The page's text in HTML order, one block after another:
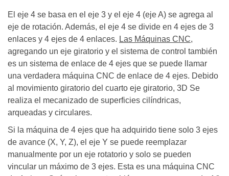
El eje 4 se basa en el eje 3 y el eje 4 (eje A) se agrega al
eje de rotación. Además, el eje 4 se divide en 4 ejes de 3
enlaces y 4 ejes de 4 enlaces. Las Máquinas CNC,
agregando un eje giratorio y el sistema de control también
es un sistema de enlace de 4 ejes que se puede llamar
una verdadera máquina CNC de enlace de 4 ejes. Debido
al movimiento giratorio del cuarto eje giratorio, 3D Se
realiza el mecanizado de superficies cilíndricas,
arqueadas y circulares.
Si la máquina de 4 ejes que ha adquirido tiene solo 3 ejes
de avance (X, Y, Z), el eje Y se puede reemplazar
manualmente por un eje rotatorio y solo se pueden
vincular un máximo de 3 ejes. Esta es una máquina CNC